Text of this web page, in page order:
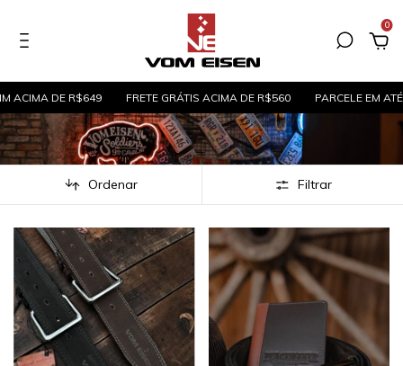
0
DE R$649 FRETE GRÁTIS ACIMA DE R$560 PARCELE EM ATÉ 5X
Ordenar Filtrar